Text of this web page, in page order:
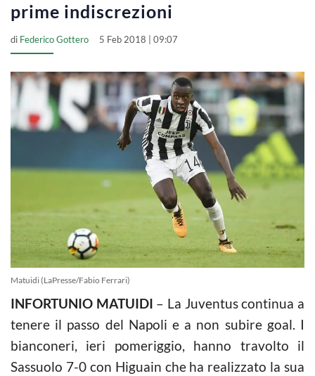
prime indiscrezioni
di Federico Gottero 5 Feb 2018 | 09:07
Matuidi (LaPresse/Fabio Ferrari)
INFORTUNIO MATUIDI – La Juventus continua a
tenere il passo del Napoli e a non subire goal. I
bianconeri, ieri pomeriggio, hanno travolto il
Sassuolo 7-0 con Higuain che ha realizzato la sua